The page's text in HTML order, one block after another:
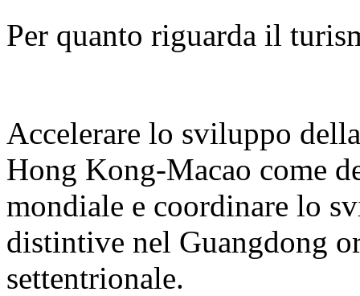
Per quanto riguarda il
Accelerare lo sviluppo
Hong Kong-Macao come
mondiale e coordinare lo
distintive nel Guangdong
settentrionale.